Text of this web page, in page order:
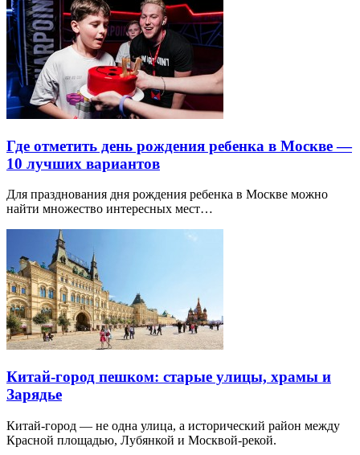
Где отметить день рождения ребенка в Москве —
10 лучших вариантов
Для празднования дня рождения ребенка в Москве можно
найти множество интересных мест…
Китай-город пешком: старые улицы, храмы и
Зарядье
Китай-город — не одна улица, а исторический район между
Красной площадью, Лубянкой и Москвой-рекой.